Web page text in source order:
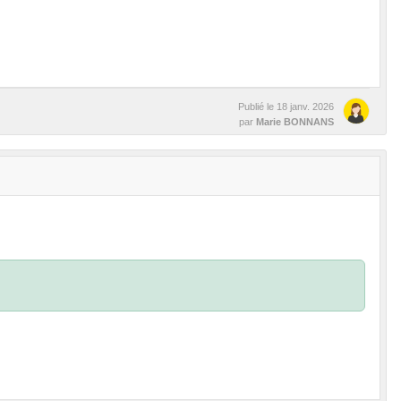
Publié le 18 janv. 2026
par Marie BONNANS